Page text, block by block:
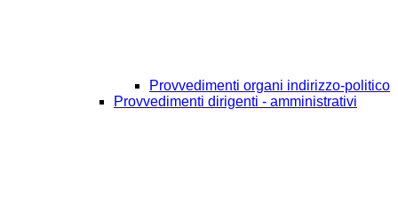
Provvedimenti organi indirizzo-politico
Provvedimenti dirigenti - amministrativi